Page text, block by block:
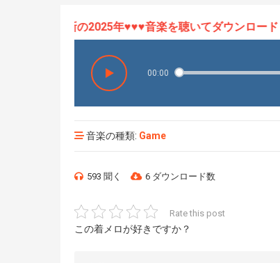
、最新の2025年♥♥♥音楽を聴いてダウンロードし
00:00
音楽の種類: Game
593 聞く 6 ダウンロード数
Rate this post
この着メロが好きですか？